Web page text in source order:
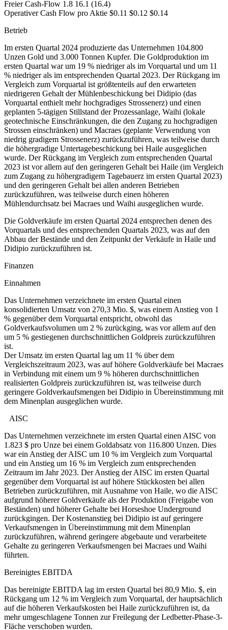
Freier Cash-Flow 1.8 16.1 (16.4)
Operativer Cash Flow pro Aktie $0.11 $0.12 $0.14
Betrieb
Im ersten Quartal 2024 produzierte das Unternehmen 104.800
Unzen Gold und 3.000 Tonnen Kupfer. Die Goldproduktion im
ersten Quartal war um 19 % niedriger als im Vorquartal und um 11
% niedriger als im entsprechenden Quartal 2023. Der Rückgang im
Vergleich zum Vorquartal ist größtenteils auf den erwarteten
niedrigeren Gehalt der Mühlenbeschickung bei Didipio (das
Vorquartal enthielt mehr hochgradiges Strossenerz) und einen
geplanten 5-tägigen Stillstand der Prozessanlage, Waihi (lokale
geotechnische Einschränkungen, die den Zugang zu hochgradigen
Strossen einschränken) und Macraes (geplante Verwendung von
niedrig gradigem Strossenerz) zurückzuführen, was teilweise durch
die höhergradige Untertagebeschickung bei Haile ausgeglichen
wurde. Der Rückgang im Vergleich zum entsprechenden Quartal
2023 ist vor allem auf den geringeren Gehalt bei Haile (im Vergleich
zum Zugang zu höhergradigem Tagebauerz im ersten Quartal 2023)
und den geringeren Gehalt bei allen anderen Betrieben
zurückzuführen, was teilweise durch einen höheren
Mühlendurchsatz bei Macraes und Waihi ausgeglichen wurde.
Die Goldverkäufe im ersten Quartal 2024 entsprechen denen des
Vorquartals und des entsprechenden Quartals 2023, was auf den
Abbau der Bestände und den Zeitpunkt der Verkäufe in Haile und
Didipio zurückzuführen ist.
Finanzen
Einnahmen
Das Unternehmen verzeichnete im ersten Quartal einen
konsolidierten Umsatz von 270,3 Mio. $, was einem Anstieg von 1
% gegenüber dem Vorquartal entspricht, obwohl das
Goldverkaufsvolumen um 2 % zurückging, was vor allem auf den
um 5 % gestiegenen durchschnittlichen Goldpreis zurückzuführen
ist.
Der Umsatz im ersten Quartal lag um 11 % über dem
Vergleichszeitraum 2023, was auf höhere Goldverkäufe bei Macraes
in Verbindung mit einem um 9 % höheren durchschnittlichen
realisierten Goldpreis zurückzuführen ist, was teilweise durch
geringere Goldverkaufsmengen bei Didipio in Übereinstimmung mit
dem Minenplan ausgeglichen wurde.
AISC
Das Unternehmen verzeichnete im ersten Quartal einen AISC von
1.823 $ pro Unze bei einem Goldabsatz von 116.800 Unzen. Dies
war ein Anstieg der AISC um 10 % im Vergleich zum Vorquartal
und ein Anstieg um 16 % im Vergleich zum entsprechenden
Zeitraum im Jahr 2023. Der Anstieg der AISC im ersten Quartal
gegenüber dem Vorquartal ist auf höhere Stückkosten bei allen
Betrieben zurückzuführen, mit Ausnahme von Haile, wo die AISC
aufgrund höherer Goldverkäufe als der Produktion (Freigabe von
Beständen) und höherer Gehalte bei Horseshoe Underground
zurückgingen. Der Kostenanstieg bei Didipio ist auf geringere
Verkaufsmengen in Übereinstimmung mit dem Minenplan
zurückzuführen, während geringere abgebaute und verarbeitete
Gehalte zu geringeren Verkaufsmengen bei Macraes und Waihi
führten.
Bereinigtes EBITDA
Das bereinigte EBITDA lag im ersten Quartal bei 80,9 Mio. $, ein
Rückgang um 12 % im Vergleich zum Vorquartal, der hauptsächlich
auf die höheren Verkaufskosten bei Haile zurückzuführen ist, da
mehr umgeschlagene Tonnen zur Freilegung der Ledbetter-Phase-3-
Fläche verschoben wurden.